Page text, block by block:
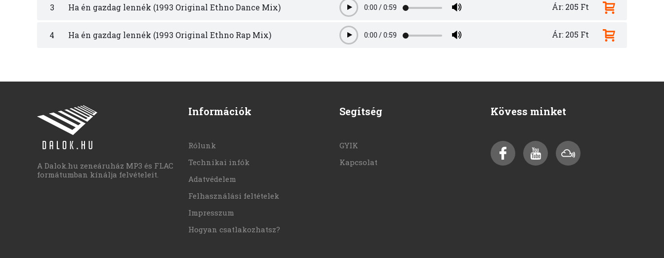
3 Ha én gazdag lennék (1993 Original Ethno Dance Mix) Play0:00 /0:59 Ár: 205 Ft
4 Ha én gazdag lennék (1993 Original Ethno Rap Mix) Play0:00 /0:59 Ár: 205 Ft
A Dalok.hu zeneáruház MP3 és FLAC
formátumban kínálja felvételeit.
Információk
Rólunk
Technikai infók
Adatvédelem
Felhasználási feltételek
Impresszum
Hogyan csatlakozhatsz?
Segítség
GYIK
Kapcsolat
Kövess minket